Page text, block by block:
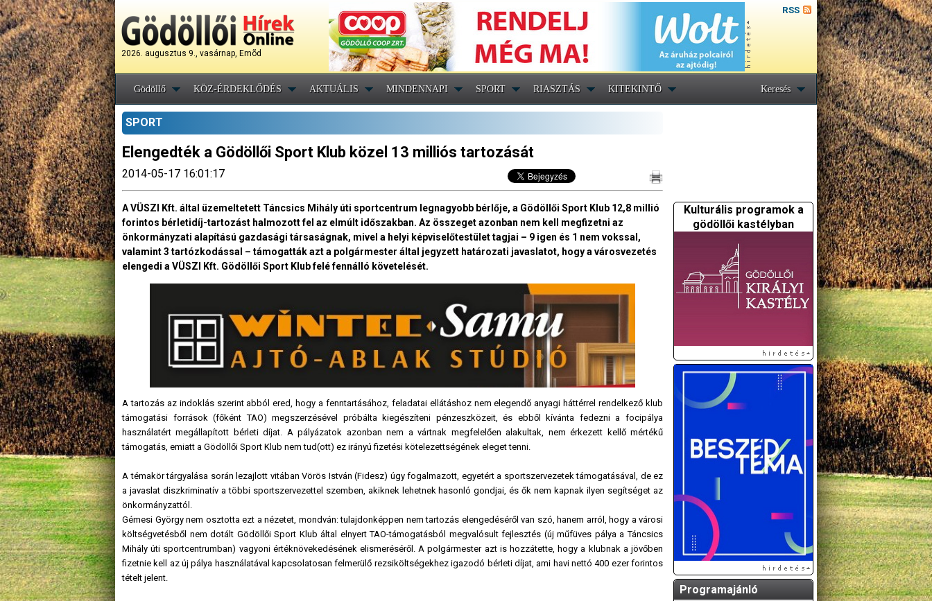
2026. augusztus 9., vasárnap, Emõd
RSS
Gödöllő KÖZ-ÉRDEKLŐDÉS AKTUÁLIS MINDENNAPI SPORT RIASZTÁS KITEKINTŐ Keresés
SPORT
Elengedték a Gödöllői Sport Klub közel 13 milliós tartozását
2014-05-17 16:01:17
A VÜSZI Kft. által üzemeltetett Táncsics Mihály úti sportcentrum legnagyobb bérlője, a Gödöllői Sport Klub 12,8 millió
forintos bérletidíj-tartozást halmozott fel az elmúlt időszakban. Az összeget azonban nem kell megfizetni az
önkormányzati alapítású gazdasági társaságnak, mivel a helyi képviselőtestület tagjai – 9 igen és 1 nem vokssal,
valamint 3 tartózkodással – támogatták azt a polgármester által jegyzett határozati javaslatot, hogy a városvezetés
elengedi a VÜSZI Kft. Gödöllői Sport Klub felé fennálló követelését.
A tartozás az indoklás szerint abból ered, hogy a fenntartásához, feladatai ellátáshoz nem elegendő anyagi háttérrel rendelkező klub
támogatási források (főként TAO) megszerzésével próbálta kiegészíteni pénzeszközeit, és ebből kívánta fedezni a focipálya
használatért megállapított bérleti díjat. A pályázatok azonban nem a vártnak megfelelően alakultak, nem érkezett kellő mértékű
támogatás, emiatt a Gödöllői Sport Klub nem tud(ott) ez irányú fizetési kötelezettségének eleget tenni.
A témakör tárgyalása során lezajlott vitában Vörös István (Fidesz) úgy fogalmazott, egyetért a sportszervezetek támogatásával, de ez
a javaslat diszkriminatív a többi sportszervezettel szemben, akiknek lehetnek hasonló gondjai, és ők nem kapnak ilyen segítséget az
önkormányzattól.
Gémesi György nem osztotta ezt a nézetet, mondván: tulajdonképpen nem tartozás elengedéséről van szó, hanem arról, hogy a városi
költségvetésből nem dotált Gödöllői Sport Klub által elnyert TAO-támogatásból megvalósult fejlesztés (új műfüves pálya a Táncsics
Mihály úti sportcentrumban) vagyoni értéknövekedésének elismeréséről. A polgármester azt is hozzátette, hogy a klubnak a jövőben
fizetnie kell az új pálya használatával kapcsolatosan felmerülő rezsiköltségekhez igazodó bérleti díjat, ami havi nettó 400 ezer forintos
tételt jelent.
Kulturális programok a
gödöllői kastélyban
Programajánló